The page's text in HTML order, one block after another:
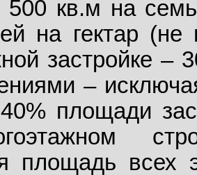
500 кв.м на
на гектар
застройке
–
площади
площадь всех